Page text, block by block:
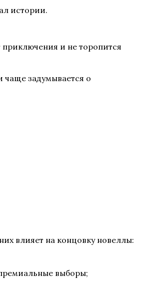
истории.
приключения и не торопится
чаще задумывается о
влияет на концовку новеллы:
выборы;